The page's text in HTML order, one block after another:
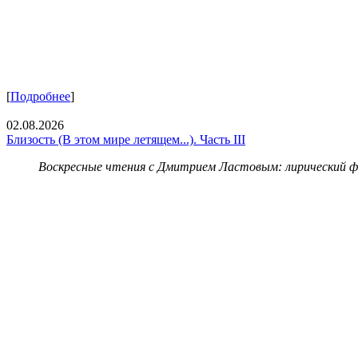
[Подробнее]
02.08.2026
Близость (В этом мире летящем...). Часть III
Воскресные чтения с Дмитрием Ластовым: лирический